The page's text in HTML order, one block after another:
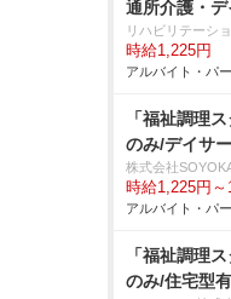
通所介護・
リハビリテーシ
時給1,225円
アルバイト・パ
「福祉調理
のみ/デイサ
株式会社
時給1,225円～
アルバイト・パ
「福祉調理
のみ/住宅型